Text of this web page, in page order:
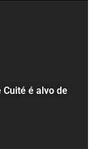
é alvo de